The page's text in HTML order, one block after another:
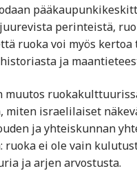
perinteistä,
ruoka voi myös kertoa
ja
muutos
miten israelilaiset
ja yhteiskunnan
ruoka ei ole vain
ja arjen arvostusta.